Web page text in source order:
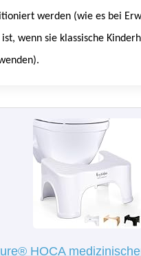
werden (wie es bei
ist, wenn sie klassische